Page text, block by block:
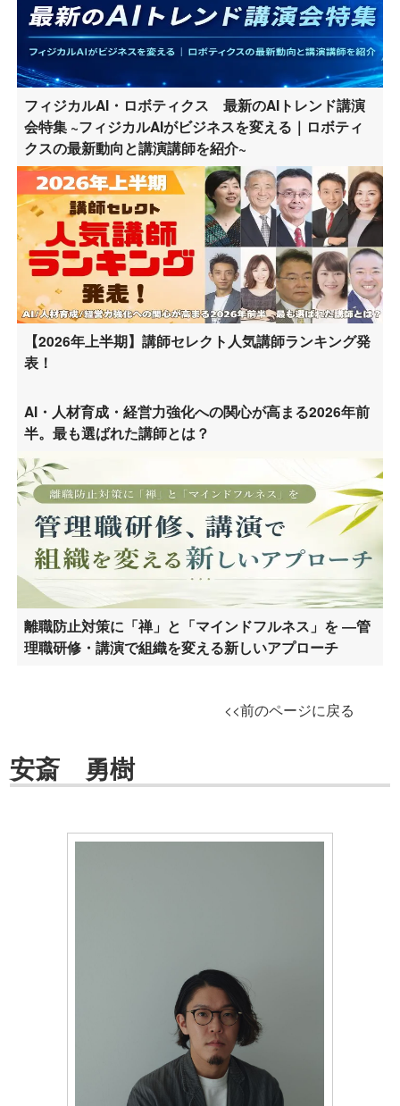
フィジカルAI・ロボティクス 最新のAIトレンド講演
会特集 ~フィジカルAIがビジネスを変える｜ロボティ
クスの最新動向と講演講師を紹介~
【2026年上半期】講師セレクト人気講師ランキング発
表！
AI・人材育成・経営力強化への関心が高まる2026年前
半。最も選ばれた講師とは？
離職防止対策に「禅」と「マインドフルネス」を ―管
理職研修・講演で組織を変える新しいアプローチ
<<前のページに戻る
安斎 勇樹